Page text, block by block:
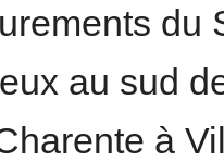
du
au sud
à